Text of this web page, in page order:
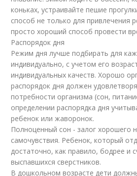
коньках, устраивайте пешие
способ не только для привлечения
просто хороший способ провести
Распорядок дня
Режим дня лучше подбирать для
индивидуально, с учетом его
индивидуальных качеств. Хорошо
распорядок дня должен
потребности организма (сон,
определении распорядка дня
ребенок или жаворонок.
Полноценный сон - залог хорошего
самочувствия. Ребенок, который
достаточно, как правило, бодрее и
выспавшихся сверстников.
В дошкольном возрасте дети